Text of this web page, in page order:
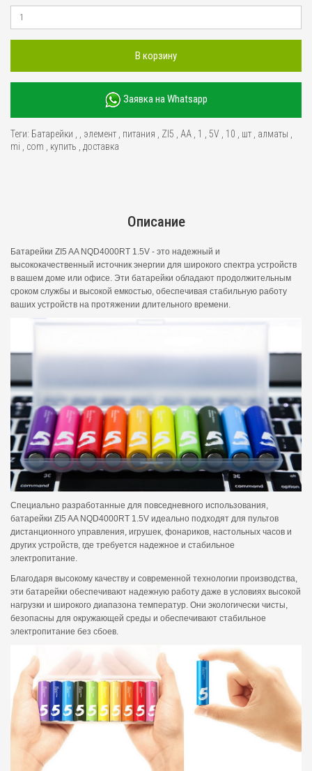
В корзину
Заявка на Whatsapp
Теги: Батарейки элемент питания ZI5 AA 1 5V 10 шт алматы
mi
com купить доставка
Описание
Батарейки ZI5 AA NQD4000RT 1.5V - это надежный и
высококачественный источник энергии для широкого спектра устройств
в вашем доме или офисе. Эти батарейки обладают продолжительным
сроком службы и высокой емкостью, обеспечивая стабильную работу
ваших устройств на протяжении длительного времени.
Специально разработанные для повседневного использования,
батарейки ZI5 AA NQD4000RT 1.5V идеально подходят для пультов
дистанционного управления, игрушек, фонариков, настольных часов и
других устройств, где требуется надежное и стабильное
электропитание.
Благодаря высокому качеству и современной технологии производства,
эти батарейки обеспечивают надежную работу даже в условиях высокой
нагрузки и широкого диапазона температур. Они экологически чисты,
безопасны для окружающей среды и обеспечивают стабильное
электропитание без сбоев.